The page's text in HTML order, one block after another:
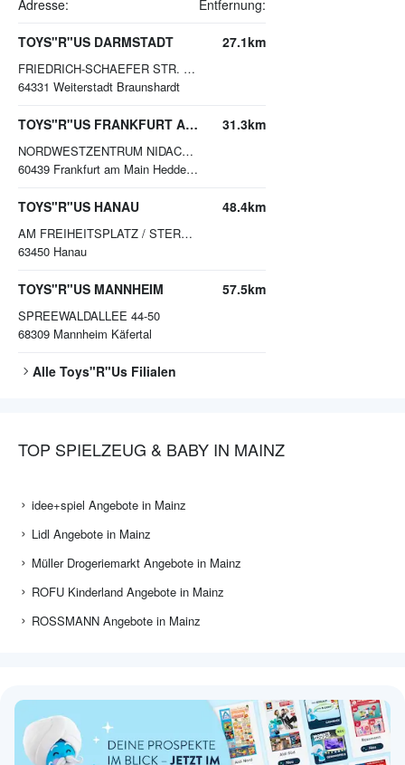
Adresse: Entfernung:
TOYS"R"US DARMSTADT
FRIEDRICH-SCHAEFER STR. 6 - 8
64331 Weiterstadt Braunshardt
27.1km
TOYS"R"US FRANKFURT AM MAIN
NORDWESTZENTRUM NIDACORSO
60439 Frankfurt am Main Heddernheim
31.3km
TOYS"R"US HANAU
AM FREIHEITSPLATZ / STERNSTR. 4
63450 Hanau
48.4km
TOYS"R"US MANNHEIM
SPREEWALDALLEE 44-50
68309 Mannheim Käfertal
57.5km
Alle Toys"R"Us Filialen
TOP SPIELZEUG & BABY IN MAINZ
idee+spiel Angebote in Mainz
Lidl Angebote in Mainz
Müller Drogeriemarkt Angebote in Mainz
ROFU Kinderland Angebote in Mainz
ROSSMANN Angebote in Mainz